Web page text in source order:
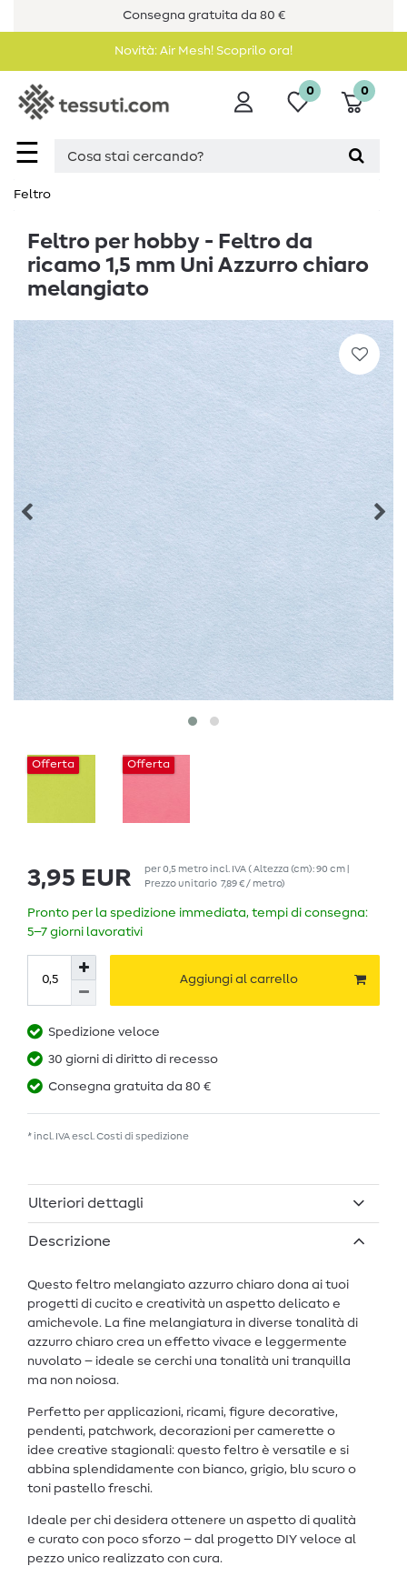
Consegna gratuita da 80 €
Novità: Air Mesh! Scoprilo ora!
☰
0 0
Feltro
Feltro per hobby - Feltro da
ricamo 1,5 mm Uni Azzurro chiaro
melangiato
Offerta Offerta
3,95 EUR per0,5 metroincl. IVA( Altezza (cm): 90 cm |
Prezzo unitario 7,89 € / metro)
Pronto per la spedizione immediata, tempi di consegna:
5–7 giorni lavorativi
Aggiungi al carrello
Spedizione veloce
30 giorni di diritto di recesso
Consegna gratuita da 80 €
* incl. IVA escl. Costi di spedizione
Ulteriori dettagli
Descrizione
Questo feltro melangiato azzurro chiaro dona ai tuoi
progetti di cucito e creatività un aspetto delicato e
amichevole. La fine melangiatura in diverse tonalità di
azzurro chiaro crea un effetto vivace e leggermente
nuvolato – ideale se cerchi una tonalità uni tranquilla
ma non noiosa.
Perfetto per applicazioni, ricami, figure decorative,
pendenti, patchwork, decorazioni per camerette o
idee creative stagionali: questo feltro è versatile e si
abbina splendidamente con bianco, grigio, blu scuro o
toni pastello freschi.
Ideale per chi desidera ottenere un aspetto di qualità
e curato con poco sforzo – dal progetto DIY veloce al
pezzo unico realizzato con cura.